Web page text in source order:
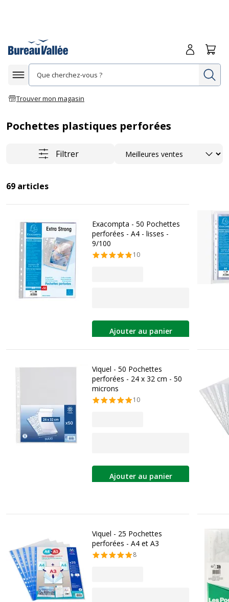
Afficher la navigation
Trouver mon magasin
Me
Pochettes plastiques perforées
Filtrer Trier
69 articles
Exacompta - 50 Pochettes
perforées - A4 - lisses -
9/100
10
Ajouter au panier
Viquel - 50 Pochettes
perforées - 24 x 32 cm - 50
microns
10
Ajouter au panier
Viquel - 25 Pochettes
perforées - A4 et A3
8